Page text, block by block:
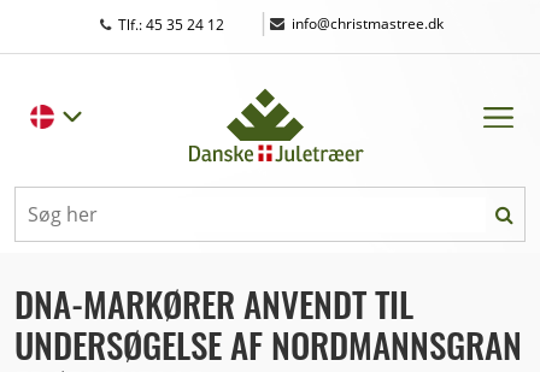
Tlf.: 45 35 24 12 | info@christmastree.dk
DNA-MARKØRER ANVENDT TIL
UNDERSØGELSE AF NORDMANNSGRAN